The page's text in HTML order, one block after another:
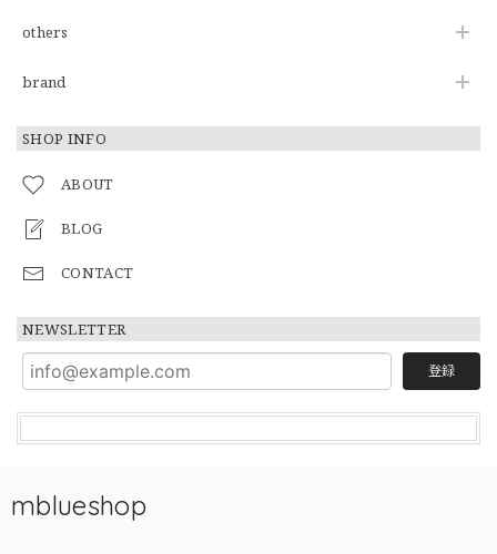
others
brand
SHOP INFO
ABOUT
BLOG
CONTACT
NEWSLETTER
登録
mblueshop